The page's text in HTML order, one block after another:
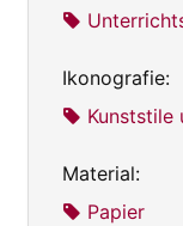
Ikonografie:
Kunststile
Material:
Papier